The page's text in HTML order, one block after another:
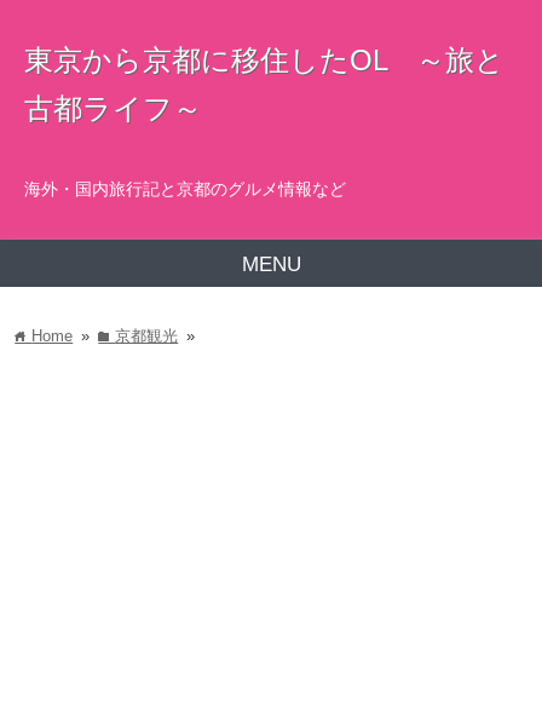
東京から京都に移住したOL ～旅と
古都ライフ～
海外・国内旅行記と京都のグルメ情報など
MENU
home Home » folder京都観光 »